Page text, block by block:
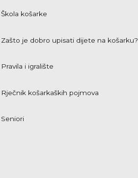
Škola košarke
Zašto je dobro upisati dijete na košarku?
Pravila i igralište
Rječnik košarkaških pojmova
Seniori